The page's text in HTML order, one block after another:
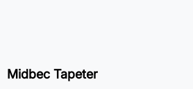
Midbec Tapeter